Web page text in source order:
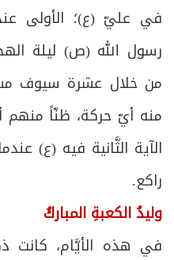
في عليّ (ع)؛ الأولى
رسول الله (ص) ليلة
من خلال عشرة سيوف
منه أيّ حركة، ظنّاً منهم
الآية الثَّانية فيه (ع)
راكع.
وليدُ الكعبةِ المباركُ
في هذه الأيَّام، كانت